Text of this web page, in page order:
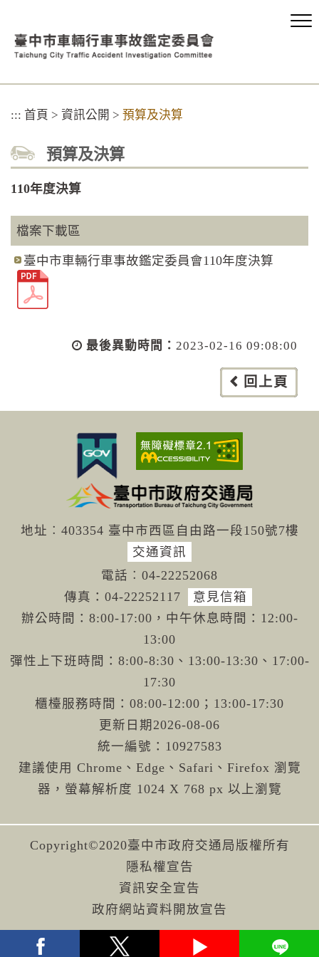
容
::: 首頁 > 資訊公開 > 預算及決算
預算及決算
110年度決算
檔案下載區
臺中市車輛行車事故鑑定委員會110年度決算
最後異動時間： 2023-02-16 09:08:00
回上頁
地址︰403354 臺中市西區自由路一段150號7樓
交通資訊
電話︰04-22252068
傳真：04-22252117
意見信箱
辦公時間：8:00-17:00，中午休息時間：12:00-
13:00
彈性上下班時間：8:00-8:30、13:00-13:30、17:00-
17:30
櫃檯服務時間：08:00-12:00；13:00-17:30
更新日期 2026-08-06
統一編號：10927583
建議使用 Chrome、Edge、Safari、Firefox 瀏覽
器，螢幕解析度 1024 X 768 px 以上瀏覽
Copyright©2020臺中市政府交通局版權所有
隱私權宣告
資訊安全宣告
政府網站資料開放宣告